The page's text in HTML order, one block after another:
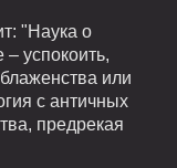
"Наука о
– успокоить,
или
с античных
предрекая